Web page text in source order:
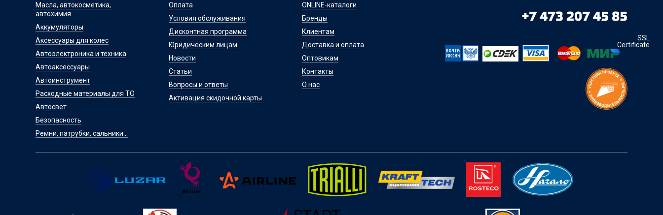
Масла, автокосметика,
автохимия
Аккумуляторы
Аксессуары для колес
Автоэлектроника и техника
Автоаксессуары
Автоинструмент
Расходные материалы для ТО
Автосвет
Безопасность
Ремни, патрубки, сальники...
Оплата
Условия обслуживания
Дисконтная программа
Юридическим лицам
Новости
Статьи
Вопросы и ответы
Активация скидочной карты
ONLINE-каталоги
Бренды
Клиентам
Доставка и оплата
Оптовикам
Контакты
О нас
+7 473 207 45 85
SSL
Certificate